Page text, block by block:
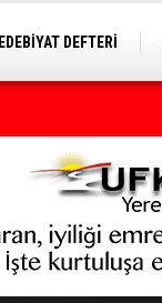
EDEBİYAT DEFTERİ